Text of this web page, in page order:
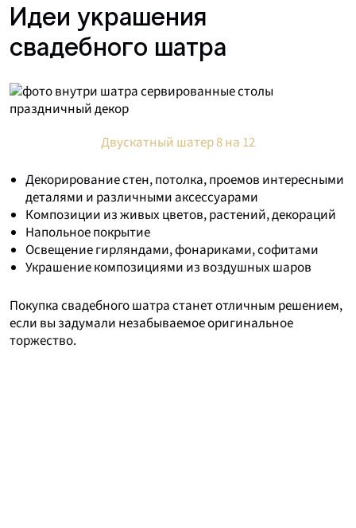
Идеи украшения
свадебного шатра
Двускатный шатер 8 на 12
Декорирование стен, потолка, проемов интересными
деталями и различными аксессуарами
Композиции из живых цветов, растений, декораций
Напольное покрытие
Освещение гирляндами, фонариками, софитами
Украшение композициями из воздушных шаров
Покупка свадебного шатра станет отличным решением,
если вы задумали незабываемое оригинальное
торжество.